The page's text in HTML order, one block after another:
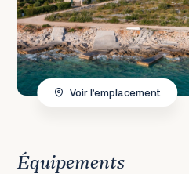
Voir l’emplacement
Équipements